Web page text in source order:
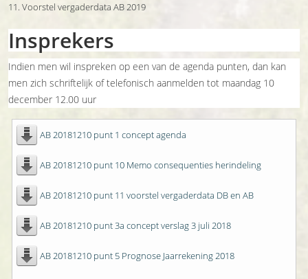
11. Voorstel vergaderdata AB 2019
Insprekers
Indien men wil inspreken op een van de agenda punten, dan kan
men zich schriftelijk of telefonisch aanmelden tot maandag 10
december 12.00 uur
AB 20181210 punt 1 concept agenda
AB 20181210 punt 10 Memo consequenties herindeling
AB 20181210 punt 11 voorstel vergaderdata DB en AB
AB 20181210 punt 3a concept verslag 3 juli 2018
AB 20181210 punt 5 Prognose Jaarrekening 2018